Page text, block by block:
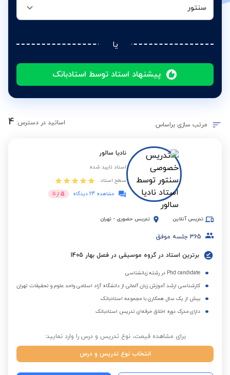
سنتور
یا
پیشنهاد استاد توسط استادبانک
مرتب سازی براساس اساتید در دسترس: 4
نادیا سالور
استاد تایید شده
سطح استاد:
مشاهده 24 دیدگاه
5 از 5
تدریس آنلاین تدریس حضوری - تهران
365 جلسه موفق
برترین استاد در گروه موسیقی در فصل بهار 1405
Phd candidate در رشته زبانشناسی
کارشناسی ارشد آموزش زبان آلمانی از دانشگاه آزاد اسلامی واحد علوم و تحقیقات تهران
بیش از یک سال همکاری با مجموعه استادبانک
دارای مدرک دوره اخلاق حرفه‌ای تدریس استادبانک
برای مشاهده قیمت، نوع تدریس و درس را وارد نمایید:
انتخاب نوع تدریس و درس